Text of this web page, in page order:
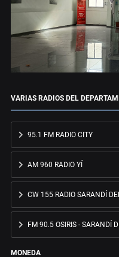
VARIAS RADIOS DEL
95.1 FM RADIO CITY
AM 960 RADIO YÍ
CW 155 RADIO SARANDÍ
FM 90.5 OSIRIS - SARANDÍ
MONEDA